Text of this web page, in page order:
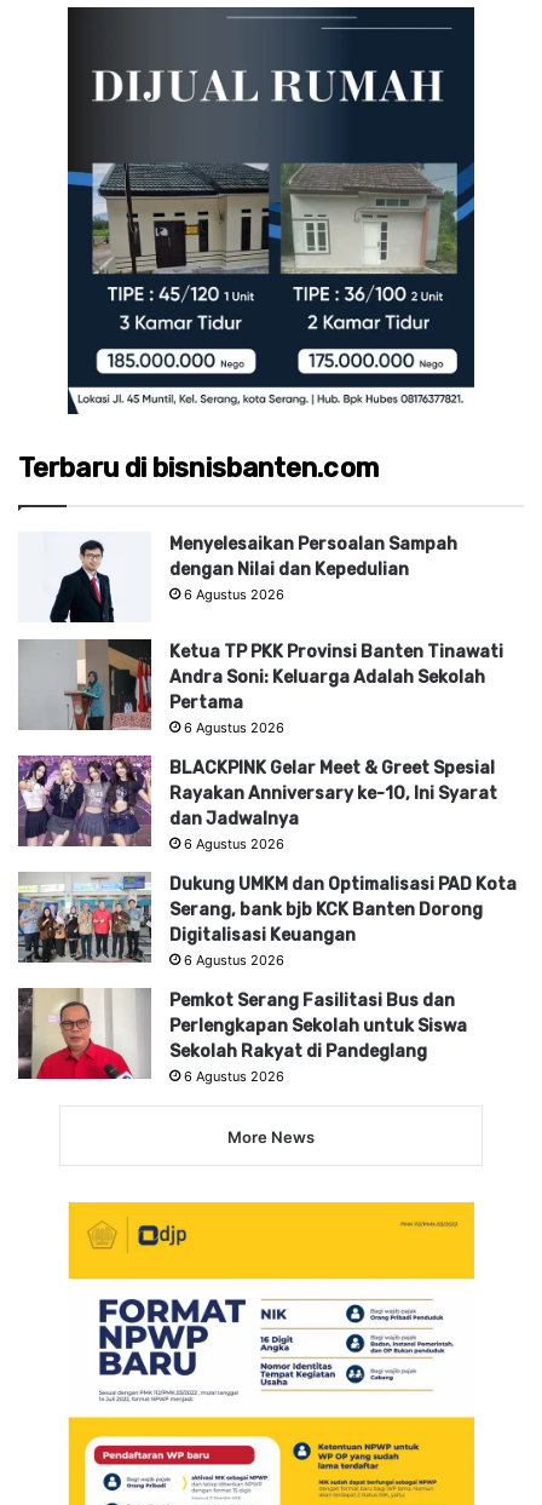
Terbaru di bisnisbanten.com
Menyelesaikan Persoalan Sampah
dengan Nilai dan Kepedulian
6 Agustus 2026
Ketua TP PKK Provinsi Banten Tinawati
Andra Soni: Keluarga Adalah Sekolah
Pertama
6 Agustus 2026
BLACKPINK Gelar Meet & Greet Spesial
Rayakan Anniversary ke-10, Ini Syarat
dan Jadwalnya
6 Agustus 2026
Dukung UMKM dan Optimalisasi PAD Kota
Serang, bank bjb KCK Banten Dorong
Digitalisasi Keuangan
6 Agustus 2026
Pemkot Serang Fasilitasi Bus dan
Perlengkapan Sekolah untuk Siswa
Sekolah Rakyat di Pandeglang
6 Agustus 2026
More News